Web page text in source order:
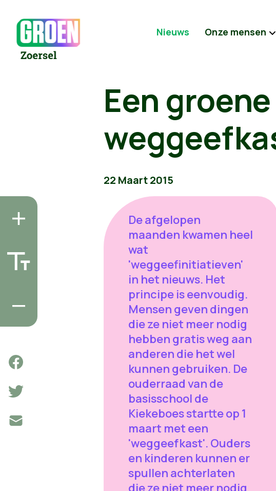
Nieuws Onze mensen
Een
22 Maart 2015
De afgelopen
maanden kwamen heel
wat
'weggeefinitiatieven'
in het nieuws. Het
principe is eenvoudig.
Mensen geven dingen
die ze niet meer nodig
hebben gratis weg aan
anderen die het wel
kunnen gebruiken. De
ouderraad van de
basisschool de
Kiekeboes startte op 1
maart met een
'weggeefkast'. Ouders
en kinderen kunnen er
spullen achterlaten
die ze niet meer nodig